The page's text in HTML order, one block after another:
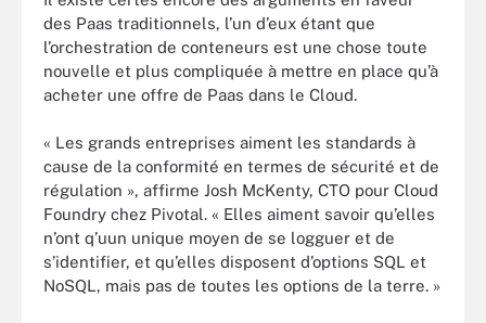
des Paas traditionnels, l’un d’eux étant que
l’orchestration de conteneurs est une chose toute
nouvelle et plus compliquée à mettre en place qu’à
acheter une offre de Paas dans le Cloud.
« Les grands entreprises aiment les standards à
cause de la conformité en termes de sécurité et de
régulation », affirme Josh McKenty, CTO pour Cloud
Foundry chez Pivotal. « Elles aiment savoir qu’elles
n’ont q’uun unique moyen de se logguer et de
s’identifier, et qu’elles disposent d’options SQL et
NoSQL, mais pas de toutes les options de la terre. »